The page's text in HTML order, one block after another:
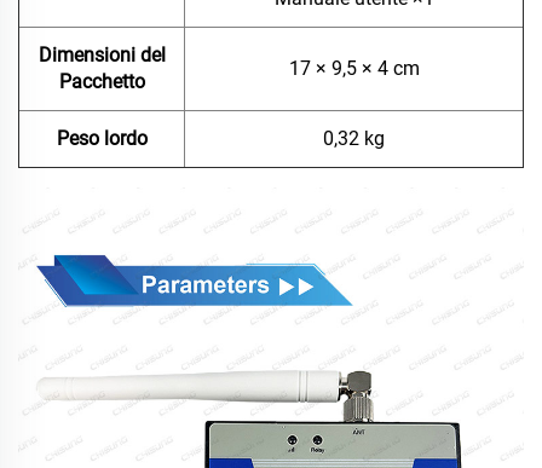
Dimensioni del
Pacchetto
17 × 9,5 × 4 cm
Peso lordo 0,32 kg